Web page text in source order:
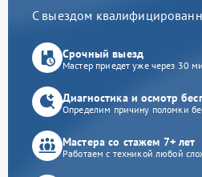
С выездом
Срочный выезд
Мастер приедет уже через 30
Диагностика и осмотр
Определим причину поломки
Мастера со стажем 7+ лет
Работаем с техникой любой